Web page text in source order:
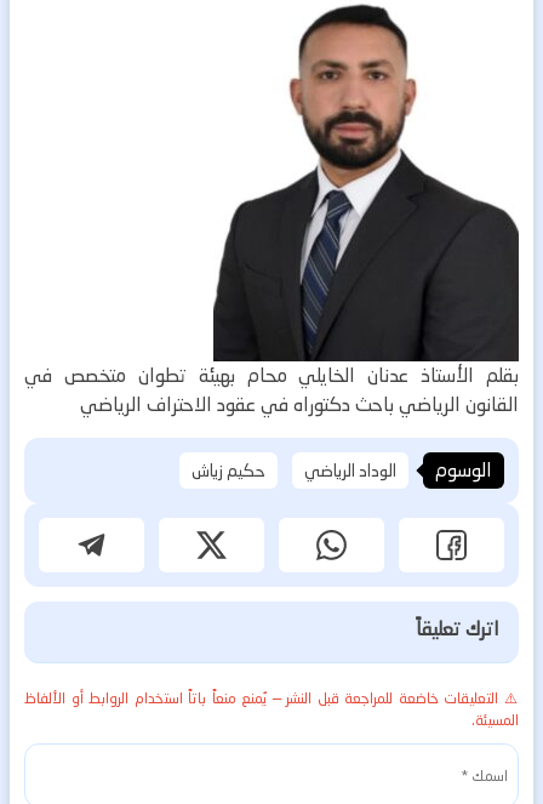
بقلم الأستاذ عدنان الخايليمحام بهيئة تطوان متخصص في
القانون الرياضي باحث دكتوراه في عقود الاحتراف الرياضي
الوسوم الوداد الرياضي حكيم زياش
اترك تعليقاً
⚠️ التعليقات خاضعة للمراجعة قبل النشر — يُمنع منعاً باتاً استخدام الروابط أو الألفاظ
المسيئة.